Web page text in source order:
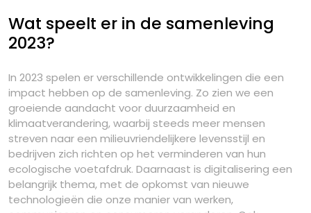
Wat speelt er in de samenleving
2023?
In 2023 spelen er verschillende ontwikkelingen die een
impact hebben op de samenleving. Zo zien we een
groeiende aandacht voor duurzaamheid en
klimaatverandering, waarbij steeds meer mensen
streven naar een milieuvriendelijkere levensstijl en
bedrijven zich richten op het verminderen van hun
ecologische voetafdruk. Daarnaast is digitalisering een
belangrijk thema, met de opkomst van nieuwe
technologieën die onze manier van werken,